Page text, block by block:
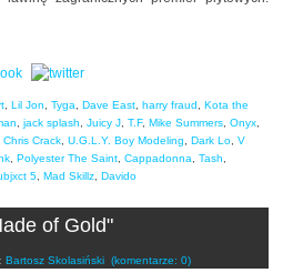
Lil Jon Tyga Dave East harry fraud
Kota the
jack splash Juicy J T.F, Mike Summers Onyx
Chris Crack U.G.L.Y. Boy Modeling Dark Lo V
Polyester The Saint Cappadonna Tash
5 Mad Skillz Davido
of Gold"
Bartosz Skolasiński (komentarze: 0)